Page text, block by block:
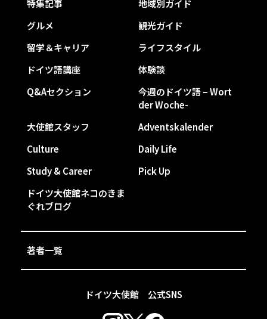
ドイツ大使館 公式SNS
特集記事
地域別ガイド
グルメ
観光ガイド
留学＆キャリア
ライフスタイル
ドイツ語講座
体験談
Q&Aセクション
今週のドイツ語 – Wort
der Woche-
大使館スタッフ
Adventskalender
Culture
Daily Life
Study & Career
Pick Up
ドイツ大使館ネコのきま
ぐれブログ
著者一覧